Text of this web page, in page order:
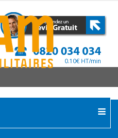
0820 034 034
0.10€ HT/min